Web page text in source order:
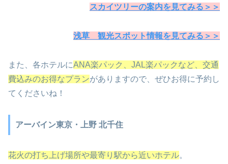
スカイツリーの案内を見てみる＞＞
浅草 観光スポット情報を見てみる＞＞
また、各ホテルにANA楽パック、JAL楽パックなど、交通
費込みのお得なプランがありますので、ぜひお得に予約し
てくださいね！
アーバイン東京・上野 北千住
花火の打ち上げ場所や最寄り駅から近いホテル。